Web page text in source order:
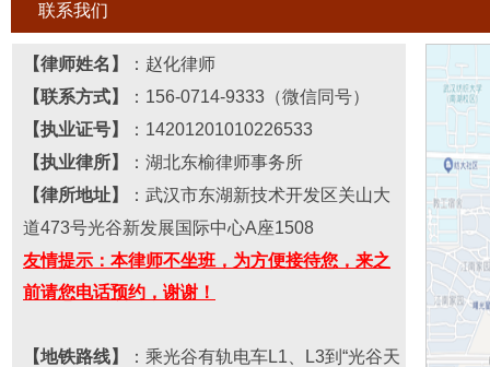
联系我们
【律师姓名】 ： 赵化律师
【联系方式】 ：156-0714-9333（微信同号）
【执业证号】
： 14201201010226533
【执业律所】
：湖北东榆律师事务所
【律所地址】 ： 武汉市东湖新技术开发区关山大
道473号光谷新发展国际中心A座1508
友情提示：本律师不坐班，为方便接待您，来之
前请您电话预约，谢谢！
【地铁路线】
：乘光谷有轨电车L1、L3到“光谷天